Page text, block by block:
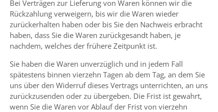
Bei Verträgen zur Lieferung von Waren können wir die
Rückzahlung verweigern, bis wir die Waren wieder
zurückerhalten haben oder bis Sie den Nachweis erbracht
haben, dass Sie die Waren zurückgesandt haben, je
nachdem, welches der frühere Zeitpunkt ist.
Sie haben die Waren unverzüglich und in jedem Fall
spätestens binnen vierzehn Tagen ab dem Tag, an dem Sie
uns über den Widerruf dieses Vertrags unterrichten, an uns
zurückzusenden oder zu übergeben. Die Frist ist gewahrt,
wenn Sie die Waren vor Ablauf der Frist von vierzehn